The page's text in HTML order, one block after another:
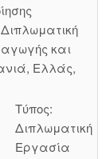
και
Ελλάς,
Τύπος:
Διπλωματική
Εργασία